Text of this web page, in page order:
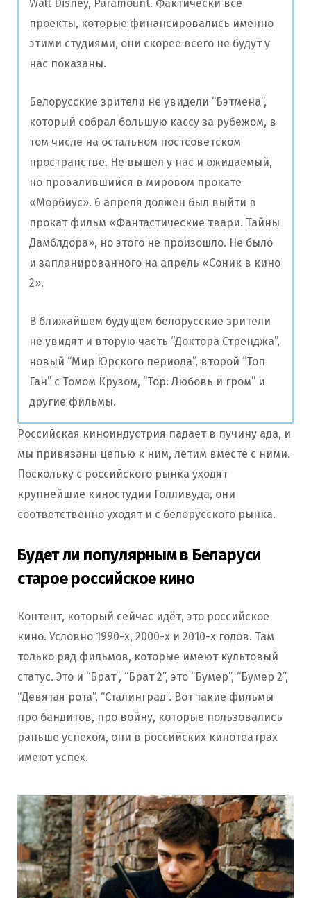
Walt Disney, Paramount. Фактически все
проекты, которые финансировались именно
этими студиями, они скорее всего не будут у
нас показаны.
Белорусские зрители не увидели “Бэтмена”,
который собрал большую кассу за рубежом, в
том числе на остальном постсоветском
пространстве. Не вышел у нас и ожидаемый,
но провалившийся в мировом прокате
«Морбиус». 6 апреля должен был выйти в
прокат фильм «Фантастические твари. Тайны
Дамблдора», но этого не произошло. Не было
и запланированного на апрель «Соник в кино
2».
В ближайшем будущем белорусские зрители
не увидят и вторую часть “Доктора Стренджа”,
новый “Мир Юрского периода”, второй “Топ
Ган” с Томом Крузом, “Тор: Любовь и гром” и
другие фильмы.
Российская киноиндустрия падает в пучину ада, и
мы привязаны цепью к ним, летим вместе с ними.
Поскольку с российского рынка уходят
крупнейшие киностудии Голливуда, они
соответственно уходят и с белорусского рынка.
Будет ли популярным в Беларуси
старое российское кино
Контент, который сейчас идёт, это российское
кино. Условно 1990-х, 2000-х и 2010-х годов. Там
только ряд фильмов, которые имеют культовый
статус. Это и “Брат”, “Брат 2”, это “Бумер”, “Бумер 2”,
“Девятая рота”, “Сталинград”. Вот такие фильмы
про бандитов, про войну, которые пользовались
раньше успехом, они в российских кинотеатрах
имеют успех.